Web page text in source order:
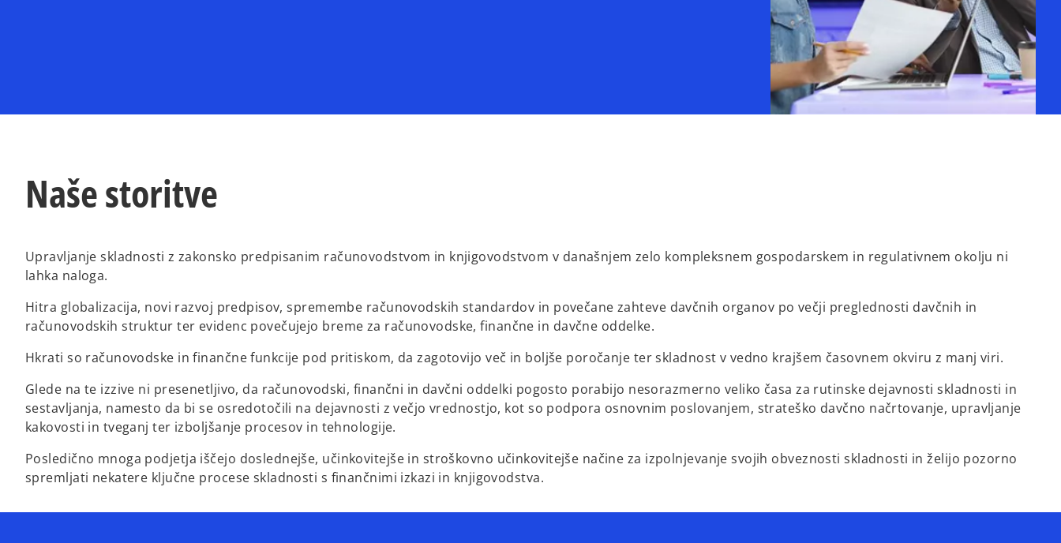
Naše storitve
Upravljanje skladnosti z zakonsko predpisanim računovodstvom in knjigovodstvom v današnjem zelo kompleksnem gospodarskem in regulativnem okolju ni
lahka naloga.
Hitra globalizacija, novi razvoj predpisov, spremembe računovodskih standardov in povečane zahteve davčnih organov po večji preglednosti davčnih in
računovodskih struktur ter evidenc povečujejo breme za računovodske, finančne in davčne oddelke.
Hkrati so računovodske in finančne funkcije pod pritiskom, da zagotovijo več in boljše poročanje ter skladnost v vedno krajšem časovnem okviru z manj viri.
Glede na te izzive ni presenetljivo, da računovodski, finančni in davčni oddelki pogosto porabijo nesorazmerno veliko časa za rutinske dejavnosti skladnosti in
sestavljanja, namesto da bi se osredotočili na dejavnosti z večjo vrednostjo, kot so podpora osnovnim poslovanjem, strateško davčno načrtovanje, upravljanje
kakovosti in tveganj ter izboljšanje procesov in tehnologije.
Posledično mnoga podjetja iščejo doslednejše, učinkovitejše in stroškovno učinkovitejše načine za izpolnjevanje svojih obveznosti skladnosti in želijo pozorno
spremljati nekatere ključne procese skladnosti s finančnimi izkazi in knjigovodstva.